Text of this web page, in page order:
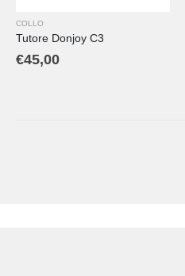
COLLO
Tutore Donjoy C3
€45,00